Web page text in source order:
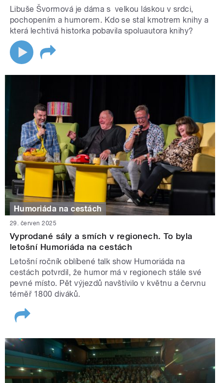
Libuše Švormová je dáma s velkou láskou v srdci,
pochopením a humorem. Kdo se stal kmotrem knihy a
která lechtivá historka pobavila spoluautora knihy?
Humoriáda na cestách
29. červen 2025
Vyprodané sály a smích v regionech. To byla
letošní Humoriáda na cestách
Letošní ročník oblíbené talk show Humoriáda na
cestách potvrdil, že humor má v regionech stále své
pevné místo. Pět výjezdů navštívilo v květnu a červnu
téměř 1800 diváků.